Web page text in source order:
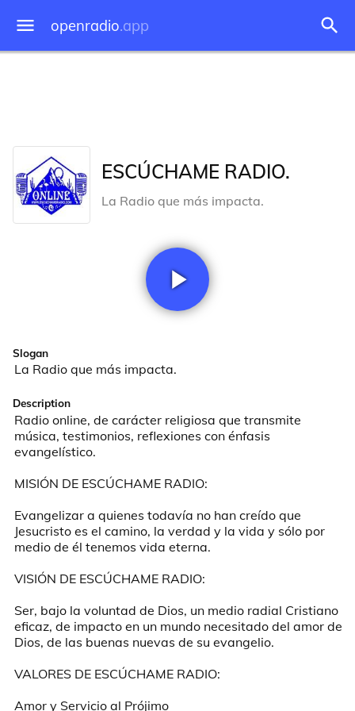
openradio.app
ESCÚCHAME RADIO.
La Radio que más impacta.
Slogan
La Radio que más impacta.
Description
Radio online, de carácter religiosa que transmite
música, testimonios, reflexiones con énfasis
evangelístico.
MISIÓN DE ESCÚCHAME RADIO:
Evangelizar a quienes todavía no han creído que
Jesucristo es el camino, la verdad y la vida y sólo por
medio de él tenemos vida eterna.
VISIÓN DE ESCÚCHAME RADIO:
Ser, bajo la voluntad de Dios, un medio radial Cristiano
eficaz, de impacto en un mundo necesitado del amor de
Dios, de las buenas nuevas de su evangelio.
VALORES DE ESCÚCHAME RADIO:
Amor y Servicio al Prójimo